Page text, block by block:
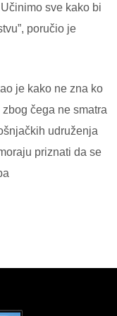
sve kako bi
poručio je
je kako ne zna ko
čega ne smatra
udruženja
priznati da se